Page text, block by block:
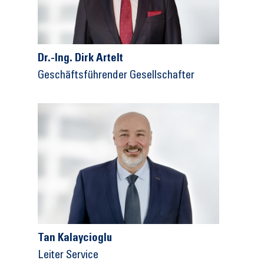
Dr.-Ing. Dirk Artelt
Geschäftsführender Gesellschafter
Tan Kalaycioglu
Leiter Service